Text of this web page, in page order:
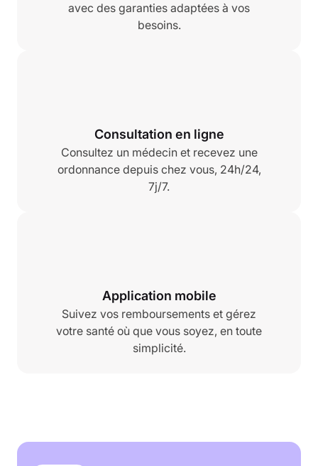
avec des garanties adaptées à vos
besoins.
Consultation en ligne
Consultez un médecin et recevez une
ordonnance depuis chez vous, 24h/24,
7j/7.
Application mobile
Suivez vos remboursements et gérez
votre santé où que vous soyez, en toute
simplicité.